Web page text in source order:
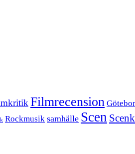
Filmrecension
Rockmusik samhälle Scen